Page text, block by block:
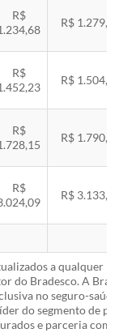
R$
R$
R$
R$
R$
R$
R$
R$
a qualquer
Bradesco. A
no seguro-
do segmento de
e parceria com